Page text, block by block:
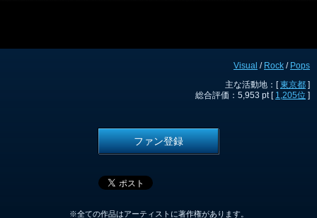
Visual / Rock / Pops
主な活動地：[東京都 ]
総合評価：5,953 pt [ 1,205位 ]
ファン登録
※全ての作品はアーティストに著作権があります。